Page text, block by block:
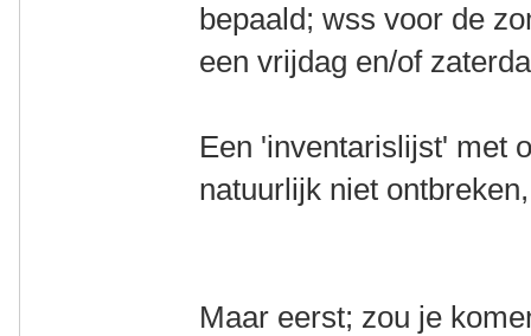
bepaald; wss voor de
een vrijdag en/of
Een 'inventarislijst' met
natuurlijk niet
Maar eerst; zou je